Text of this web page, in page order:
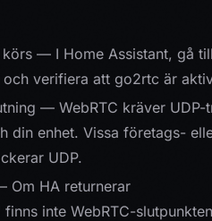
— I Home Assistant, gå
verifiera att go2rtc är
— WebRTC kräver UDP-
din enhet. Vissa företags-
UDP.
Om HA returnerar
inte WebRTC-slutpunkten